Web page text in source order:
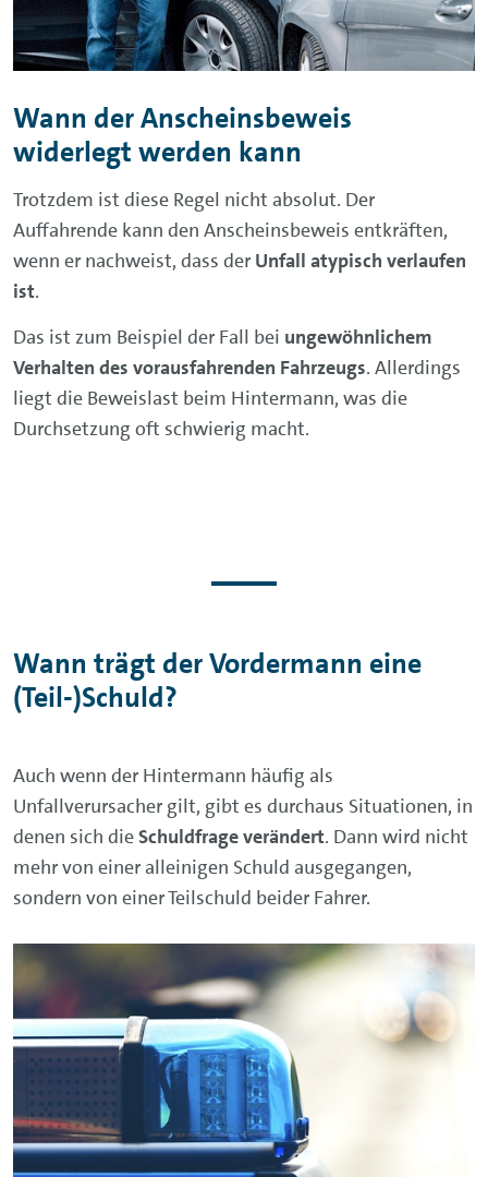
Wann der Anscheinsbeweis
widerlegt werden kann
Trotzdem ist diese Regel nicht absolut. Der
Auffahrende kann den Anscheinsbeweis entkräften,
wenn er nachweist, dass der Unfall atypisch verlaufen
ist.
Das ist zum Beispiel der Fall bei ungewöhnlichem
Verhalten des vorausfahrenden Fahrzeugs. Allerdings
liegt die Beweislast beim Hintermann, was die
Durchsetzung oft schwierig macht.
Wann trägt der Vordermann eine
(Teil-)Schuld?
Auch wenn der Hintermann häufig als
Unfallverursacher gilt, gibt es durchaus Situationen, in
denen sich dieSchuldfrage verändert. Dann wird nicht
mehr von einer alleinigen Schuld ausgegangen,
sondern von einer Teilschuld beider Fahrer.